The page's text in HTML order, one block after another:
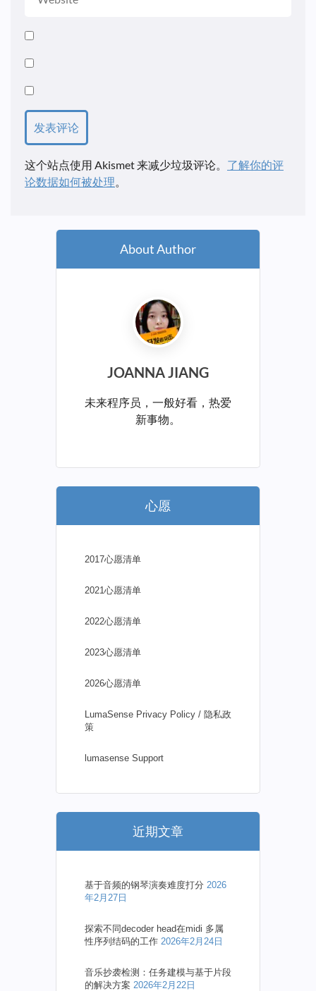
这个站点使用 Akismet 来减少垃圾评论。 了解你的评
论数据如何被处理
About Author
JOANNA JIANG
未来程序员，一般好看，热爱
新事物。
心愿
2017心愿清单
2021心愿清单
2022心愿清单
2023心愿清单
2026心愿清单
LumaSense Privacy Policy / 隐私政
策
lumasense Support
近期文章
基于音频的钢琴演奏难度打分 2026
年2月27日
探索不同decoder head在midi 多属
性序列结码的工作 2026年2月24日
音乐抄袭检测：任务建模与基于片段
的解决方案 2026年2月22日